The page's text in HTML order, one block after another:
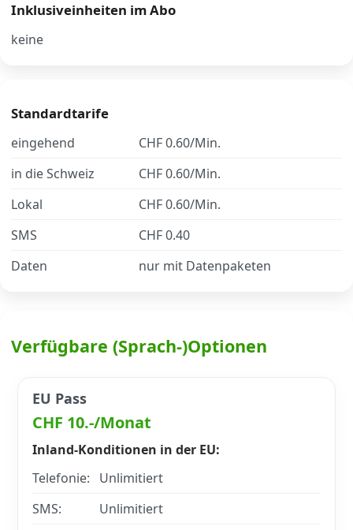
News
Über uns
Datenschutz Impressum
Inklusiveinheiten im Abo
keine
Standardtarife
eingehend
CHF 0.60/Min.
in die Schweiz
CHF 0.60/Min.
Lokal
CHF 0.60/Min.
SMS
CHF 0.40
Daten
nur mit Datenpaketen
Verfügbare (Sprach-)Optionen
EU Pass
CHF 10.-/Monat
Inland-Konditionen in der EU:
Telefonie:
Unlimitiert
SMS:
Unlimitiert